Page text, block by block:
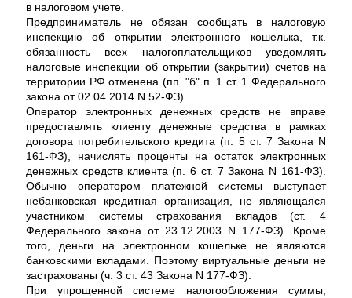
в налоговом учете.
Предприниматель не обязан сообщать в налоговую
инспекцию об открытии электронного кошелька, т.к.
обязанность всех налогоплательщиков уведомлять
налоговые инспекции об открытии (закрытии) счетов на
территории РФ отменена (пп. "б" п. 1 ст. 1 Федерального
закона от 02.04.2014 N 52-ФЗ).
Оператор электронных денежных средств не вправе
предоставлять клиенту денежные средства в рамках
договора потребительского кредита (п. 5 ст. 7 Закона N
161-ФЗ), начислять проценты на остаток электронных
денежных средств клиента (п. 6 ст. 7 Закона N 161-ФЗ).
Обычно оператором платежной системы выступает
небанковская кредитная организация, не являющаяся
участником системы страхования вкладов (ст. 4
Федерального закона от 23.12.2003 N 177-ФЗ). Кроме
того, деньги на электронном кошельке не являются
банковскими вкладами. Поэтому виртуальные деньги не
застрахованы (ч. 3 ст. 43 Закона N 177-ФЗ).
При упрощенной системе налогообложения суммы,